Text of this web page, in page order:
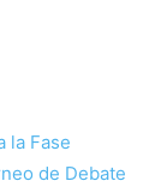
la Fase
de Debate